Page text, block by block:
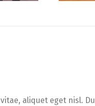
aliquet eget nisl.